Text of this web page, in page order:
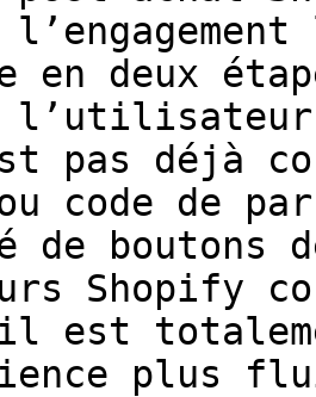
en deux
pas déjà
code de
de
Shopify
est
plus